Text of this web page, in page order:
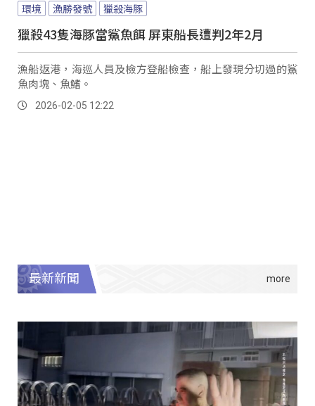
環境 漁勝發號 獵殺海豚
獵殺43隻海豚當鯊魚餌 屏東船長遭判2年2月
漁船返港，海巡人員及檢方登船檢查，船上發現分切過的鯊
魚肉塊、魚鰭。
2026-02-05 12:22
最新新聞